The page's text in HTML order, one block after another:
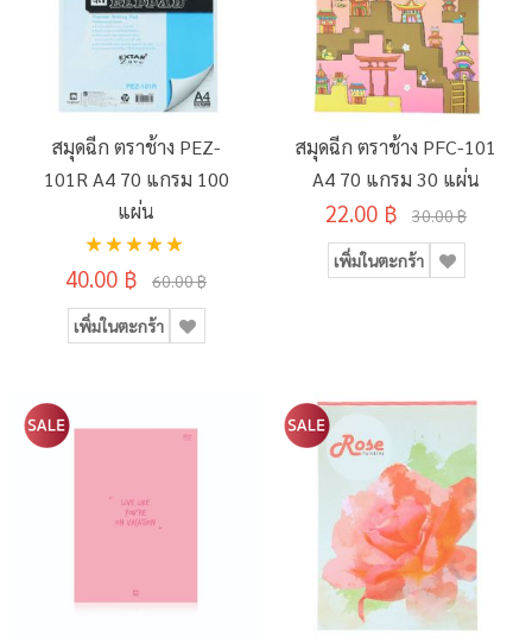
สมุดฉีก ตราช้าง PEZ-
101R A4 70 แกรม 100
แผ่น
อันดับ:
100%
40.00 ฿ 60.00 ฿
เพิ่มในตะกร้า
สมุดฉีก ตราช้าง PFC-101
A4 70 แกรม 30 แผ่น
22.00 ฿ 30.00 ฿
เพิ่มในตะกร้า